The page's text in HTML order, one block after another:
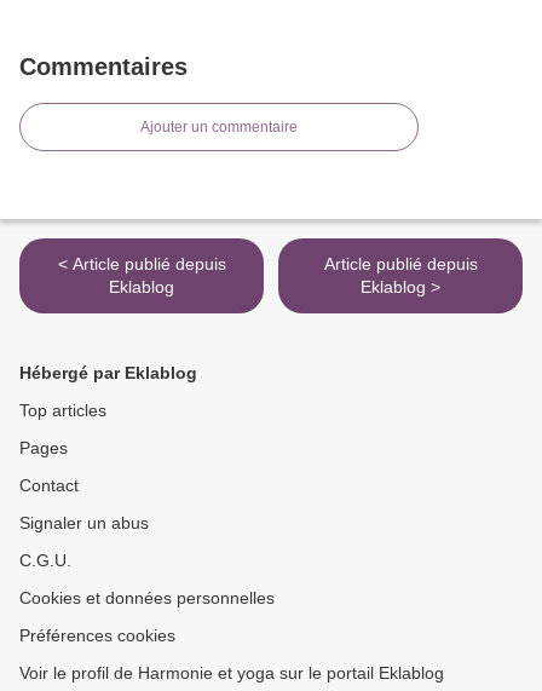
Commentaires
Ajouter un commentaire
< Article publié depuis
Eklablog
Article publié depuis
Eklablog >
Hébergé par Eklablog
Top articles
Pages
Contact
Signaler un abus
C.G.U.
Cookies et données personnelles
Préférences cookies
Voir le profil de Harmonie et yoga sur le portail Eklablog